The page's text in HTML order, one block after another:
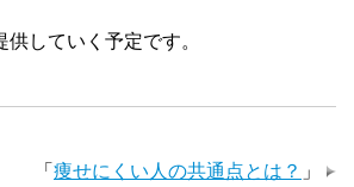
していく予定です。
「 痩せにくい人の共通点とは？ 」